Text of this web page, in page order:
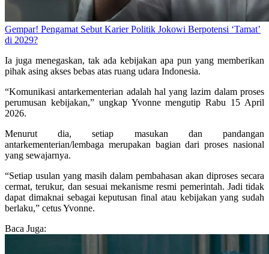
Gempar! Pengamat Sebut Karier Politik Jokowi Berpotensi ‘Tamat’
di 2029?
Ia juga menegaskan, tak ada kebijakan apa pun yang memberikan
pihak asing akses bebas atas ruang udara Indonesia.
“Komunikasi antarkementerian adalah hal yang lazim dalam proses
perumusan kebijakan,” ungkap Yvonne mengutip Rabu 15 April
2026.
Menurut dia, setiap masukan dan pandangan
antarkementerian/lembaga merupakan bagian dari proses nasional
yang sewajarnya.
“Setiap usulan yang masih dalam pembahasan akan diproses secara
cermat, terukur, dan sesuai mekanisme resmi pemerintah. Jadi tidak
dapat dimaknai sebagai keputusan final atau kebijakan yang sudah
berlaku,” cetus Yvonne.
Baca Juga: